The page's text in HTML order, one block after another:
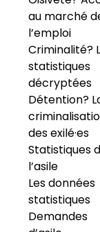
au marché
l’emploi
Criminalité?
statistiques
décryptées
Détention?
des exilé·es
Statistiques
l’asile
Les données
statistiques
Demandes